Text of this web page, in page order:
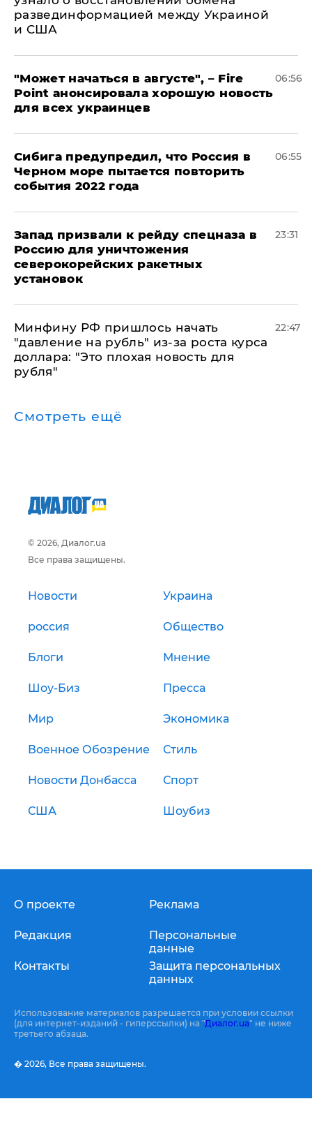
развединформацией между Украиной
и США
"Может начаться в августе", – Fire
Point анонсировала хорошую новость
для всех украинцев
06:56
Сибига предупредил, что Россия в
Черном море пытается повторить
события 2022 года
06:55
Запад призвали к рейду спецназа в
Россию для уничтожения
северокорейских ракетных
установок
23:31
Минфину РФ пришлось начать
"давление на рубль" из-за роста курса
доллара: "Это плохая новость для
рубля"
22:47
Смотреть ещё
© 2026, Диалог.ua
Все права защищены.
Новости Украина
россия Общество
Блоги Мнение
Шоу-Биз Пресса
Мир Экономика
Военное Обозрение Стиль
Новости Донбасса Спорт
США Шоубиз
О проекте
Редакция
Контакты
Реклама
Персональные
данные
Защита персональных
данных
Использование материалов разрешается при условии ссылки
(для интернет-изданий - гиперссылки) на "Диалог.ua" не ниже
третьего абзаца.
� 2026, Все права защищены.